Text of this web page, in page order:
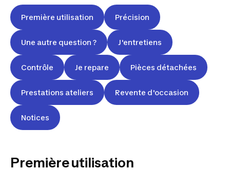
Première utilisation Précision
Une autre question ? J'entretiens
Contrôle Je repare Pièces détachées
Prestations ateliers Revente d'occasion
Notices
Première utilisation